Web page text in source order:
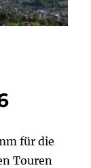
für die
Touren